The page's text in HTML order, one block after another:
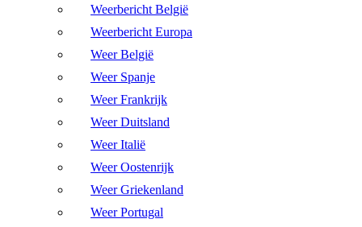
Weerbericht België
Weerbericht Europa
Weer België
Weer Spanje
Weer Frankrijk
Weer Duitsland
Weer Italië
Weer Oostenrijk
Weer Griekenland
Weer Portugal